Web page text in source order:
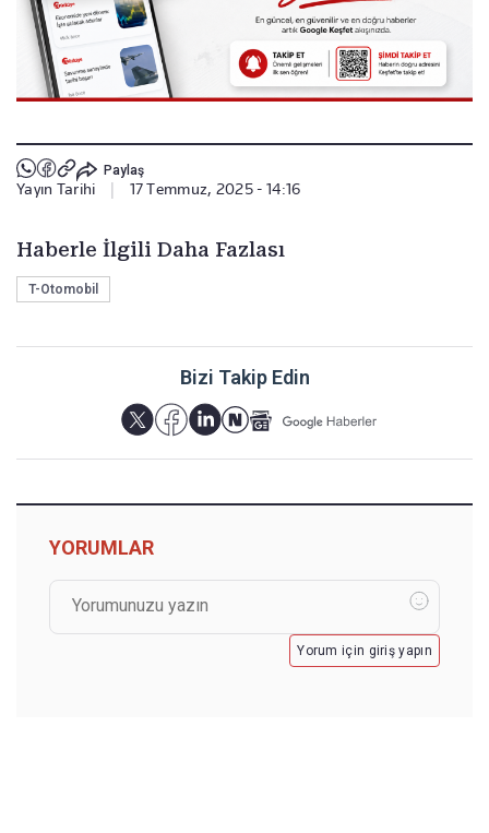
Paylaş
Yayın Tarihi 17 Temmuz, 2025 - 14:16
Haberle İlgili Daha Fazlası
T-Otomobil
Bizi Takip Edin
YORUMLAR
Yorum için giriş yapın